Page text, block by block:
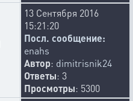
13 Сентября 2016
15:21:20
Посл. сообщение:
enahs
Автор: dimitrisnik24
Ответы: 3
Просмотры: 5300